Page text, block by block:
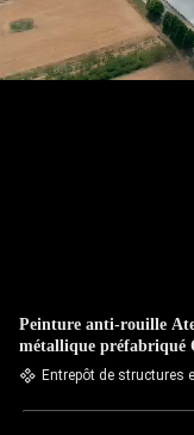
Peinture anti-rouille
métallique préfabriqué
Entrepôt de structures